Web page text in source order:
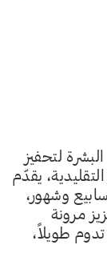
لتحفيز
يقدّم
وشهور،
مرونة
طويلاً،